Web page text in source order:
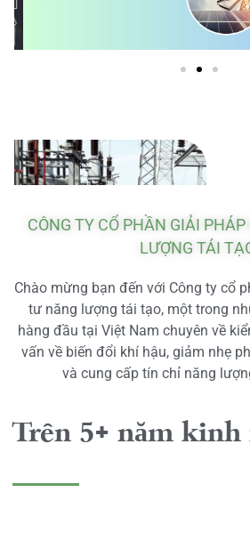
CÔNG TY CỔ PHẦN GIẢI
LƯỢNG TÁI
Chào mừng bạn đến với Công ty cổ
tư năng lượng tái tạo, một trong
hàng đầu tại Việt Nam chuyên về
vấn về biến đổi khí hậu, giảm nhẹ
và cung cấp tín chỉ năng
Trên 5+ năm kinh